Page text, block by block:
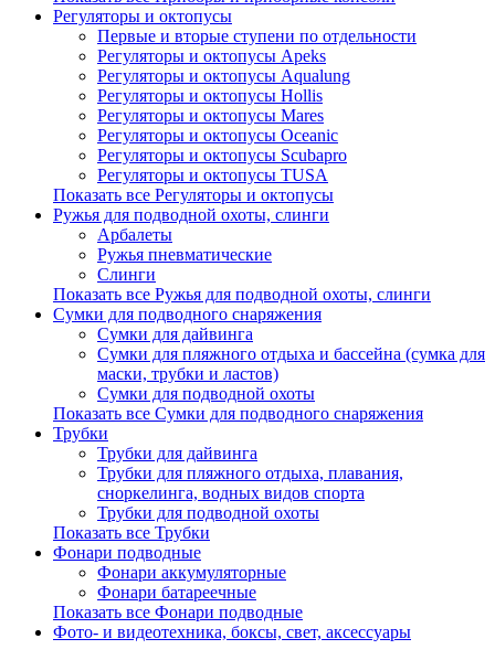
Регуляторы и октопусы
Первые и вторые ступени по отдельности
Регуляторы и октопусы Apeks
Регуляторы и октопусы Aqualung
Регуляторы и октопусы Hollis
Регуляторы и октопусы Mares
Регуляторы и октопусы Oceanic
Регуляторы и октопусы Scubapro
Регуляторы и октопусы TUSA
Показать все Регуляторы и октопусы
Ружья для подводной охоты, слинги
Арбалеты
Ружья пневматические
Слинги
Показать все Ружья для подводной охоты, слинги
Сумки для подводного снаряжения
Сумки для дайвинга
Сумки для пляжного отдыха и бассейна (сумка для
маски, трубки и ластов)
Сумки для подводной охоты
Показать все Сумки для подводного снаряжения
Трубки
Трубки для дайвинга
Трубки для пляжного отдыха, плавания,
сноркелинга, водных видов спорта
Трубки для подводной охоты
Показать все Трубки
Фонари подводные
Фонари аккумуляторные
Фонари батареечные
Показать все Фонари подводные
Фото- и видеотехника, боксы, свет, аксессуары